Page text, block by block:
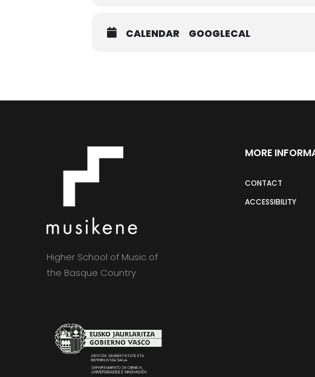
CALENDAR GOOGLECAL
Higher School of Music of
the Basque Country
MORE
CONTACT
ACCESSIBILITY